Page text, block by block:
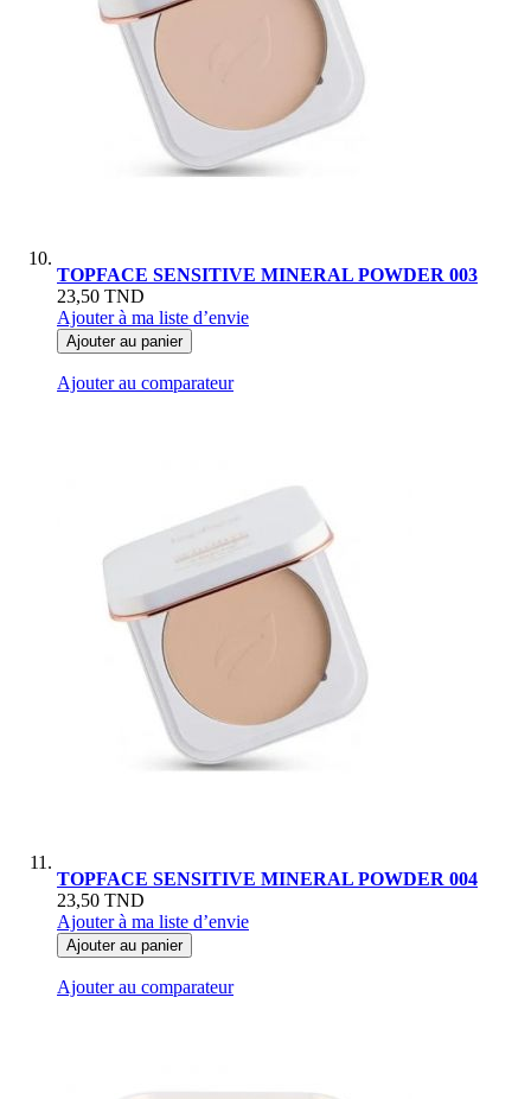
TOPFACE SENSITIVE MINERAL POWDER 003
23,50 TND
Ajouter à ma liste d’envie
Ajouter au panier
Ajouter au comparateur
TOPFACE SENSITIVE MINERAL POWDER 004
23,50 TND
Ajouter à ma liste d’envie
Ajouter au panier
Ajouter au comparateur